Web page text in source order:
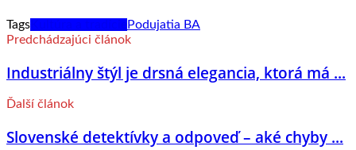
Tags
Podujatia BA
Predchádzajúci článok
Industriálny štýl je drsná elegancia, ktorá má ...
Ďalší článok
Slovenské detektívky a odpoveď – aké chyby ...